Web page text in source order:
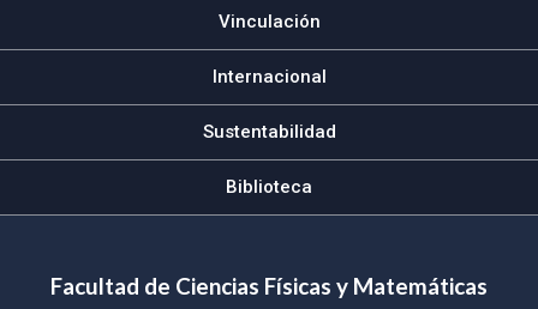
Vinculación
Internacional
Sustentabilidad
Biblioteca
Facultad de Ciencias Físicas y Matemáticas